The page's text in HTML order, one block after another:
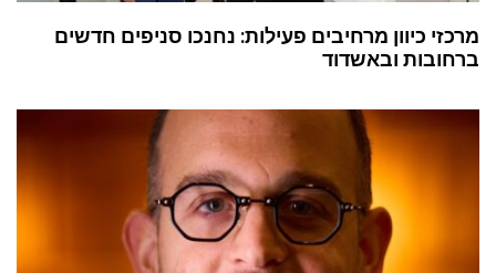
מרכזי כיוון מרחיבים פעילות: נחנכו סניפים חדשים
ברחובות ובאשדוד